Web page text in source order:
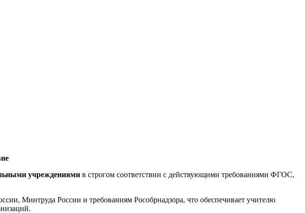
учреждениями в строгом соответствии с действующими требованиями ФГОС,
Минтруда России и требованиям Рособрнадзора, что обеспечивает учителю